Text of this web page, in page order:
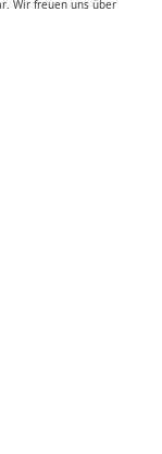
Wir freuen uns über